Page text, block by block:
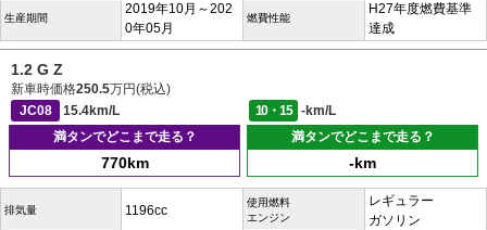
生産期間
2019年10月～202
0年05月
燃費性能
H27年度燃費基準
達成
1.2 G Z
新車時価格250.5万円(税込)
JC08
15.4km/L 10・15
-km/L
満タンでどこまで走る？
770km
満タンでどこまで走る？
-km
排気量 1196cc
使用燃料
エンジン
レギュラー
ガソリン